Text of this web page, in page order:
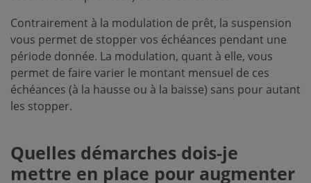
Contrairement à la modulation de prêt, la suspension
vous permet de stopper vos échéances pendant une
période donnée. La modulation, quant à elle, vous
permet de faire varier le montant mensuel de ces
échéances (à la hausse ou à la baisse) sans pour autant
les stopper.
Quelles démarches dois-je
mettre en place pour augmenter